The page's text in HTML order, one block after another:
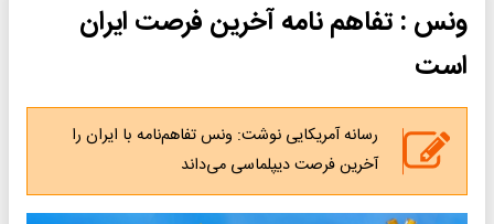
ونس : تفاهم نامه آخرین فرصت ایران
است
رسانه آمریکایی نوشت: ونس تفاهم‌نامه با ایران را
آخرین فرصت دیپلماسی می‌داند